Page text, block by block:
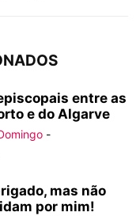
entre as
e do Algarve
-
mas não
por mim!